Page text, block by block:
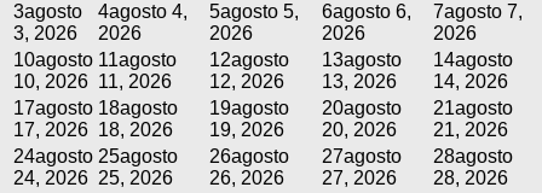
3agosto
3, 2026
4agosto 4,
2026
5agosto 5,
2026
6agosto 6,
2026
7agosto 7,
2026
10agosto
10, 2026
11agosto
11, 2026
12agosto
12, 2026
13agosto
13, 2026
14agosto
14, 2026
17agosto
17, 2026
18agosto
18, 2026
19agosto
19, 2026
20agosto
20, 2026
21agosto
21, 2026
24agosto
24, 2026
25agosto
25, 2026
26agosto
26, 2026
27agosto
27, 2026
28agosto
28, 2026